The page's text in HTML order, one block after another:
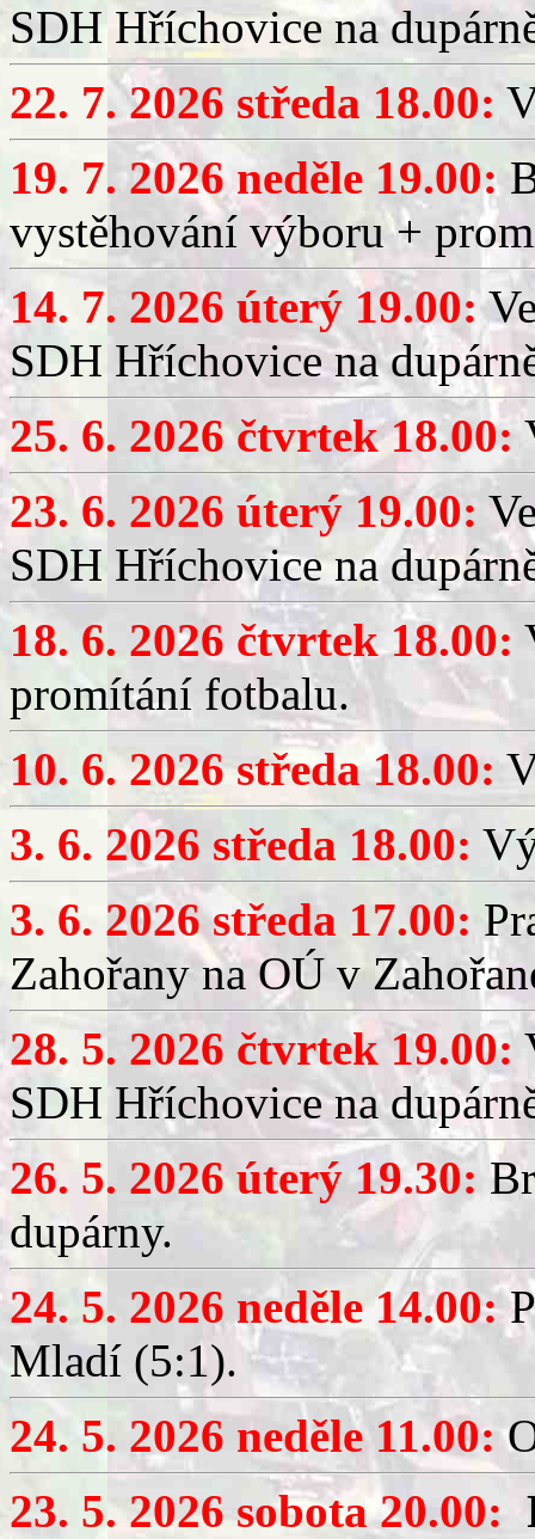
SDH Hříchovice na
22. 7. 2026 středa 18.00:
19. 7. 2026 neděle 19.00:
vystěhování výboru +
14. 7. 2026 úterý 19.00:
SDH Hříchovice na
25. 6. 2026 čtvrtek 18.00:
23. 6. 2026 úterý 19.00:
SDH Hříchovice na
18. 6. 2026 čtvrtek 18.00:
promítání fotbalu.
10. 6. 2026 středa 18.00:
3. 6. 2026 středa 18.00:
3. 6. 2026 středa 17.00:
Zahořany na OÚ v
28. 5. 2026 čtvrtek 19.00:
SDH Hříchovice na
26. 5. 2026 úterý 19.30:
dupárny.
24. 5. 2026 neděle 14.00:
Mladí (5:1).
24. 5. 2026 neděle 11.00:
23. 5. 2026 sobota 20.00: